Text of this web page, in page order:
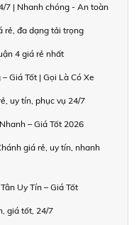
7 | Nhanh chóng - An toàn
rẻ, đa dạng tải trọng
4 giá rẻ nhất
Giá Tốt | Gọi Là Có Xe
uy tín, phục vụ 24/7
– Giá Tốt 2026
giá rẻ, uy tín, nhanh
Uy Tín – Giá Tốt
giá tốt, 24/7